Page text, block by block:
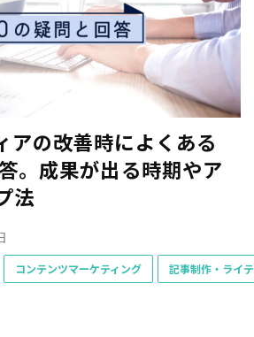
アの改善時によくある
。成果が出る時期やア
法
コンテンツマーケティング 記事制作・ライ